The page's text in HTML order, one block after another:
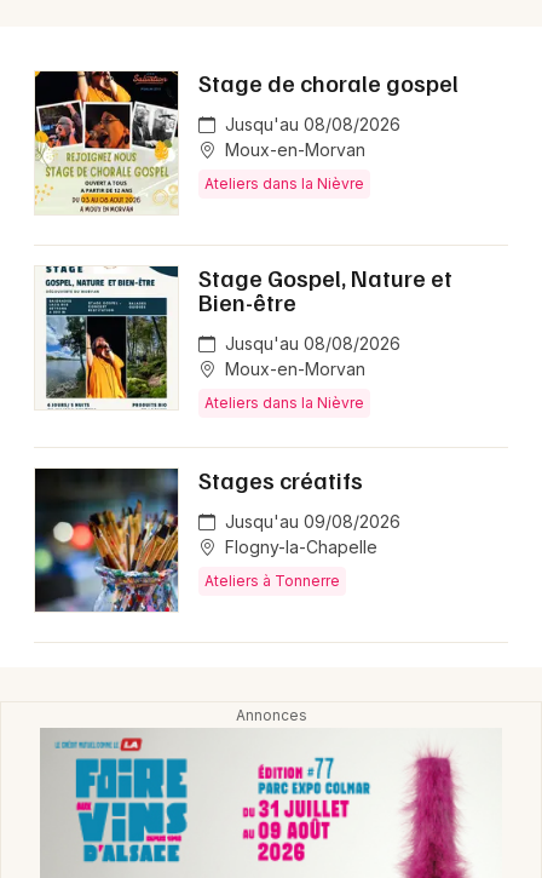
Magazine en Bourgogne
Choisir mes départements
Mon email
Je m'abonne
Stage de chorale gospel
Jusqu'au 08/08/2026
Moux-en-Morvan
Ateliers dans la Nièvre
Stage Gospel, Nature et
Bien-être
Jusqu'au 08/08/2026
Moux-en-Morvan
Ateliers dans la Nièvre
Stages créatifs
Jusqu'au 09/08/2026
Flogny-la-Chapelle
Ateliers à Tonnerre